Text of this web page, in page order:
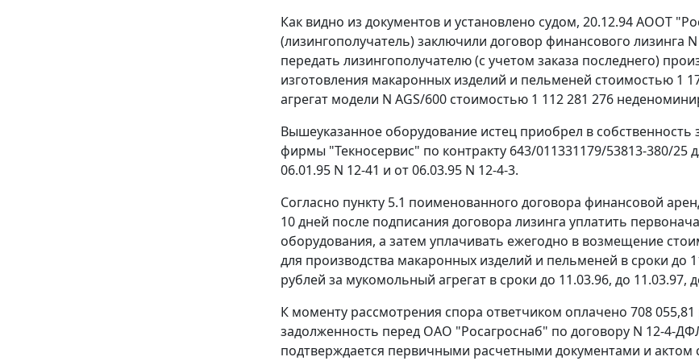
Как видно из документов и установлено судом, 20.12.94 АООТ
(лизингополучатель) заключили договор финансового лизинга
передать лизингополучателю (с учетом заказа последнего)
изготовления макаронных изделий и пельменей стоимостью 1
агрегат модели N АGS/600 стоимостью 1 112 281 276
Вышеуказанное оборудование истец приобрел в собственность
фирмы "Текносервис" по контракту 643/011331179/53813-380/25
06.01.95 N 12-41 и от 06.03.95 N 12-4-3.
Согласно пункту 5.1 поименованного договора финансовой
10 дней после подписания договора лизинга уплатить
оборудования, а затем уплачивать ежегодно в возмещение
для производства макаронных изделий и пельменей в сроки до
рублей за мукомольный агрегат в сроки до 11.03.96, до 11.03.97,
К моменту рассмотрения спора ответчиком оплачено 708
задолженность перед ОАО "Росагроснаб" по договору N 12-4-
подтверждается первичными расчетными документами и актом